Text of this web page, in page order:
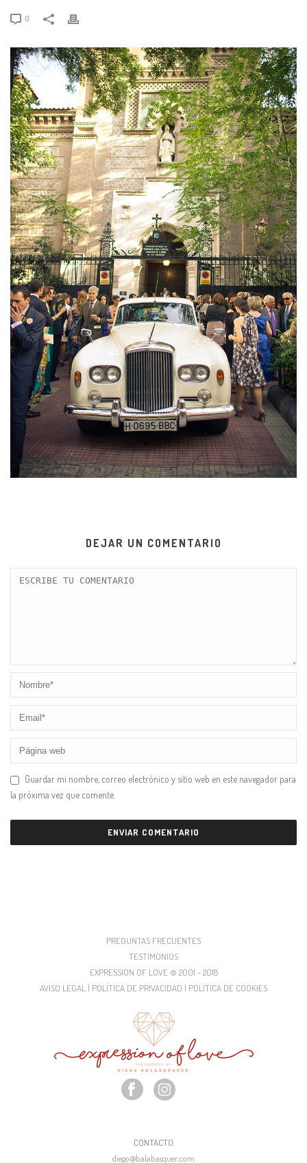
0
DEJAR UN COMENTARIO
Guardar mi nombre, correo electrónico y sitio web en este navegador para
la próxima vez que comente.
PREGUNTAS FRECUENTES
TESTIMONIOS
EXPRESSION OF LOVE © 2001 - 2018
AVISO LEGAL | POLÍTICA DE PRIVACIDAD | POLÍTICA DE COOKIES
CONTACTO
diego@balabasquer.com